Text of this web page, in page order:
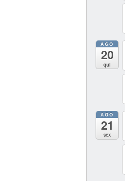
AGO
20
qui
AGO
21
sex